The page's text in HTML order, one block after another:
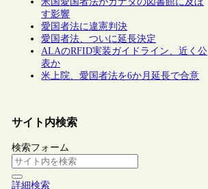
す影響
愛国者法に違憲判決
愛国者法、ついに延長決定
ALAのRFID実装ガイドライン、近く公
表か
米上院、愛国者法を6か月延長で合意
サイト内検索
検索フォーム
詳細検索